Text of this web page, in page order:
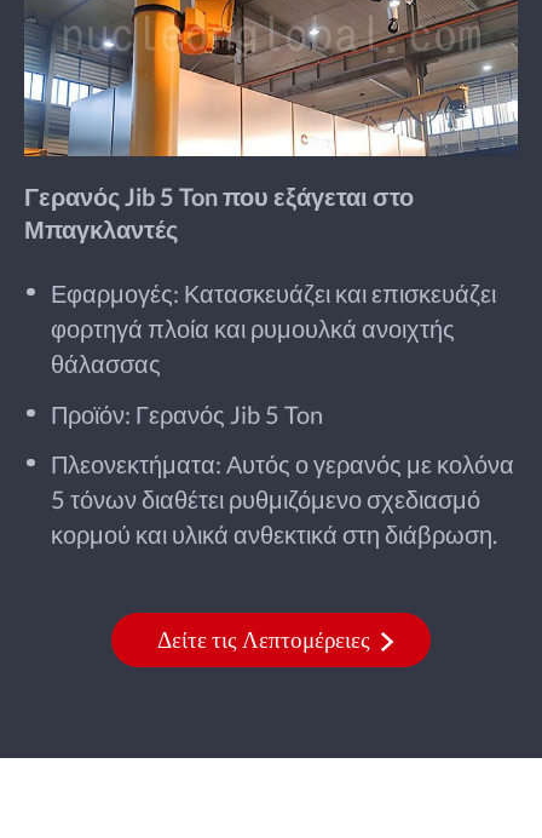
Γερανός Jib 5 Ton που εξάγεται στο
Μπαγκλαντές
Εφαρμογές: Κατασκευάζει και επισκευάζει
φορτηγά πλοία και ρυμουλκά ανοιχτής
θάλασσας
Προϊόν: Γερανός Jib 5 Ton
Πλεονεκτήματα: Αυτός ο γερανός με κολόνα
5 τόνων διαθέτει ρυθμιζόμενο σχεδιασμό
κορμού και υλικά ανθεκτικά στη διάβρωση.
Δείτε τις Λεπτομέρειες